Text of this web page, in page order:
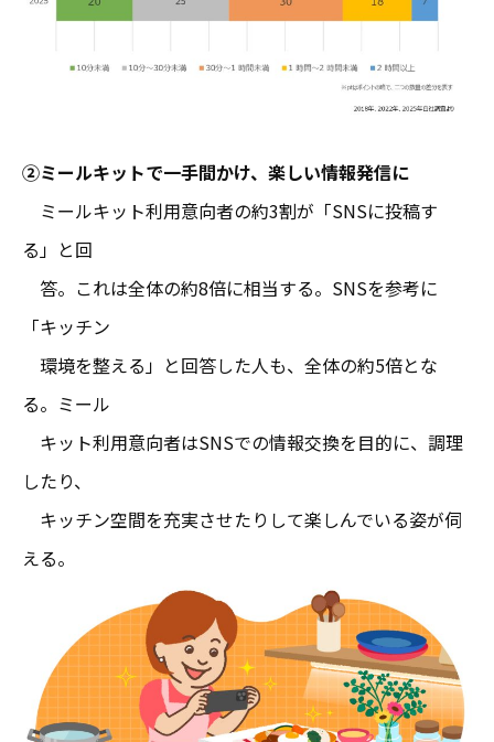
②ミールキットで一手間かけ、楽しい情報発信に
ミールキット利用意向者の約3割が「SNSに投稿す
る」と回
答。これは全体の約8倍に相当する。SNSを参考に
「キッチン
環境を整える」と回答した人も、全体の約5倍とな
る。ミール
キット利用意向者はSNSでの情報交換を目的に、調理
したり、
キッチン空間を充実させたりして楽しんでいる姿が伺
える。